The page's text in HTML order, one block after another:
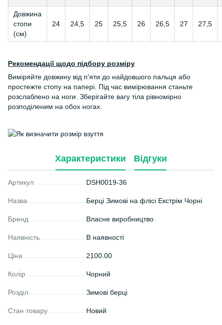
Довжина
стопи
(см)
24 24,5 25 25,5 26 26,5 27 27,5
Рекомендації щодо підбору розміру
Виміряйте довжину від п'яти до найдовшого пальця або
простежте стопу на папері. Під час вимірювання станьте
розслаблено на ноги. Зберігайте вагу тіла рівномірно
розподіленим на обох ногах.
Характеристики Відгуки
Артикул DSH0019-36
Назва Берці Зимові на флісі Екстрім Чорні
Бренд Власне виробництво
Наявність В наявності
Ціна 2100.00
Колір Чорний
Розділ Зимові берці
Стан товару Новий